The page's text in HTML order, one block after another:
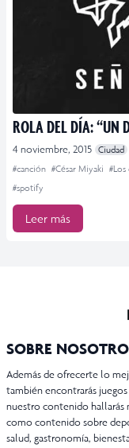
ROLA DEL DÍA: “UN
4 noviembre, 2015 Ciudad
#canción #César Miyaki #Los
#spotify
Leer más
SOBRE
Además de ofrecerte lo
también encontrarás
nuestro contenido hallarás
como contenido sobre
salud, gastronomía,